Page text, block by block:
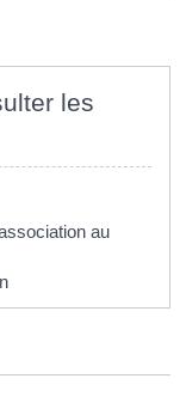
les
au